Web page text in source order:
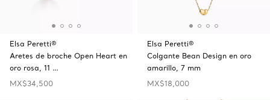
Elsa Peretti®
Aretes de broche Open Heart en
oro rosa, 11 …
MX$34,500
Elsa Peretti®
Colgante Bean Design en oro
amarillo, 7 mm
MX$18,000